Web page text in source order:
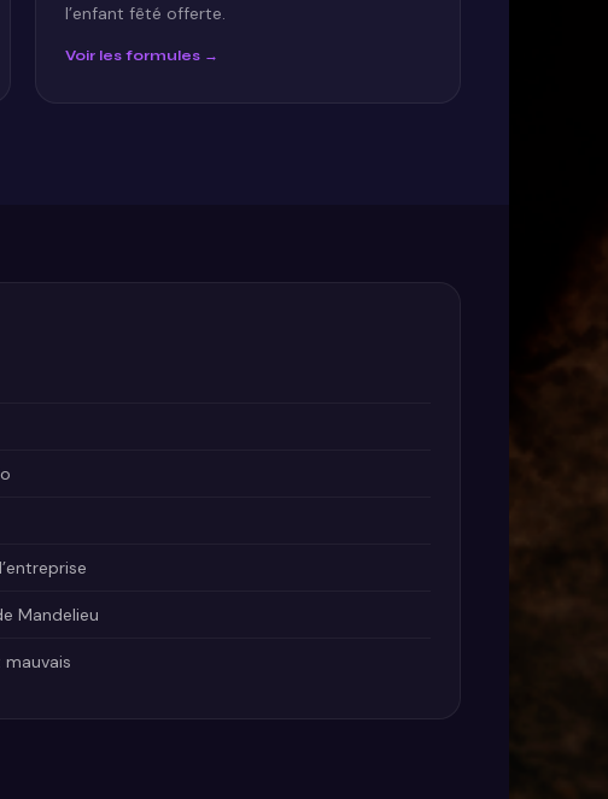
l’enfant fêté offerte.
Voir les formules →
Mandelieu